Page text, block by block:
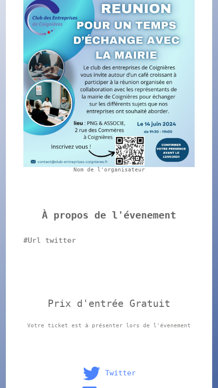
Nom de l'organisateur
À propos de l'évenement
#Url twitter
Prix d'entrée Gratuit
Votre ticket est à présenter lors de l'évenement
Twitter